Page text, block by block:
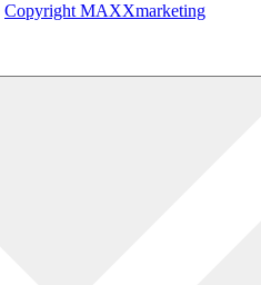
Copyright MAXXmarketing